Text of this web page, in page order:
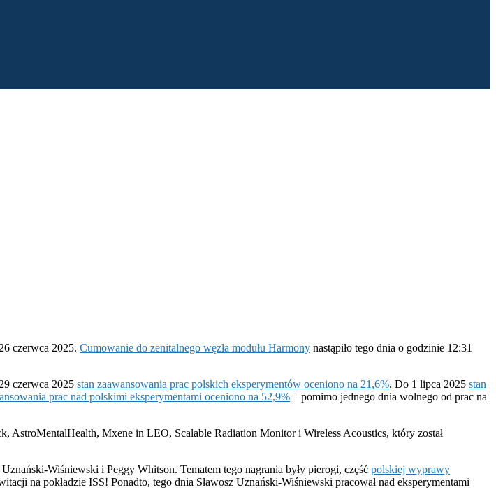
czerwca 2025. Cumowanie do zenitalnego węzła modułu Harmony nastąpiło tego dnia o godzinie 12:31
czerwca 2025 stan zaawansowania prac polskich eksperymentów oceniono na 21,6%. Do 1 lipca 2025 stan
prac nad polskimi eksperymentami oceniono na 52,9% – pomimo jednego dnia wolnego od prac na
AstroMentalHealth, Mxene in LEO, Scalable Radiation Monitor i Wireless Acoustics, który został
Wiśniewski i Peggy Whitson. Tematem tego nagrania były pierogi, część polskiej wyprawy
na pokładzie ISS! Ponadto, tego dnia Sławosz Uznański-Wiśniewski pracował nad eksperymentami